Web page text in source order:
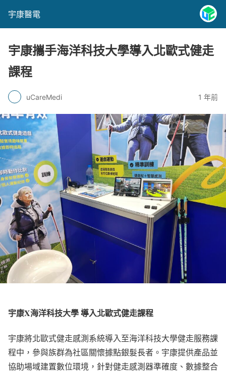
宇康醫電
宇康攜手海洋科技大學導入北歐式健走
課程
uCareMedi 1 年前
宇康X海洋科技大學 導入北歐式健走課程
宇康將北歐式健走感測系統導入至海洋科技大學健走服務課
程中，參與族群為社區關懷據點銀髮長者。宇康提供產品並
協助場域建置數位環境，針對健走感測器準確度、數據整合